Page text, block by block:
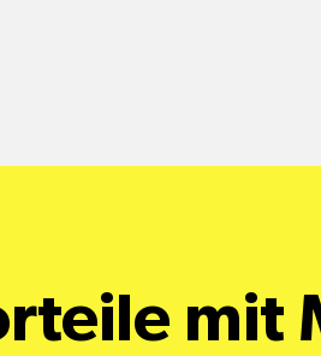
mit